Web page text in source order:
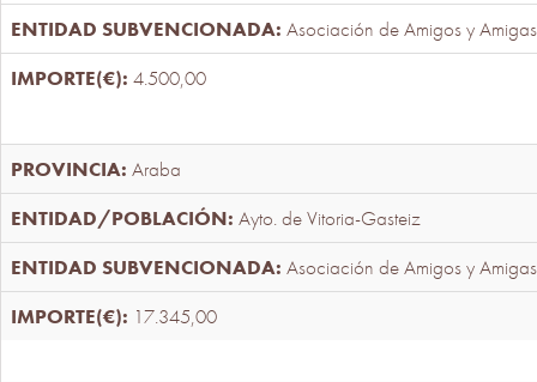
Asociación de Amigos y
4.500,00
Araba
Ayto. de Vitoria-Gasteiz
Asociación de Amigos y
17.345,00